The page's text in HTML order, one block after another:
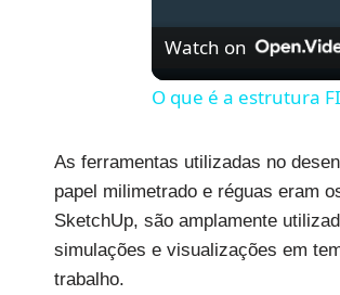
Watch on
O que é a estrutura
As ferramentas utilizadas no
papel milimetrado e réguas eram
SketchUp, são amplamente
simulações e visualizações em
trabalho.